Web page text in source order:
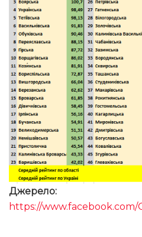
Джерело:
https://